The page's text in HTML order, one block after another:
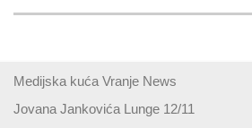
Medijska kuća Vranje News
Jovana Jankovića Lunge 12/11